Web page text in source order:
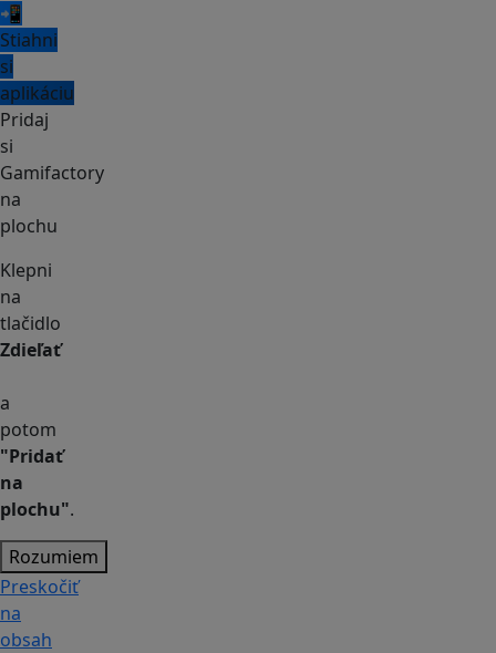
📲
Stiahni
si
aplikáciu
Pridaj
si
Gamifactory
na
plochu
Klepni
na
tlačidlo
Zdieľať
a
potom
"Pridať
na
plochu".
Rozumiem
Preskočiť
na
obsah